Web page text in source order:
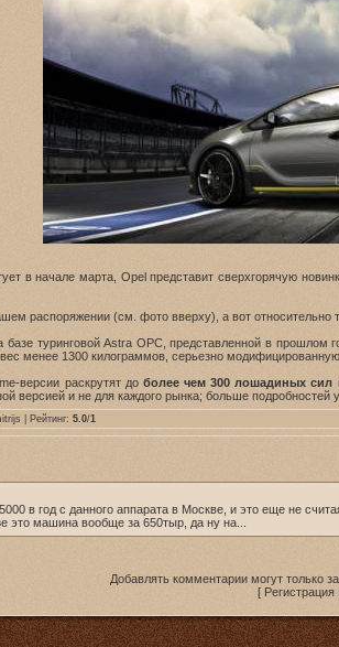
в начале марта, Opel представит сверхгорячую
распоряжении (см. фото вверху), а вот относительно
базе туринговой Astra OPC, представленной в
менее 1300 килограммов, серьезно
версии раскрутят доболее чем 300 лошадиных сил
версией и не для каждого рынка; больше подробностей
| Рейтинг: 5.0/1
в год с данного аппарата в Москве, и это еще не
это машина вообще за 650тыр, да ну на...
Добавлять комментарии могут только
[ Регистрация